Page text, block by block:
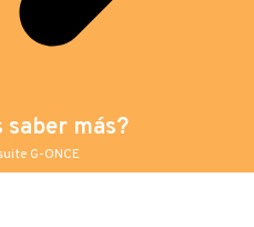
saber más?
G-ONCE